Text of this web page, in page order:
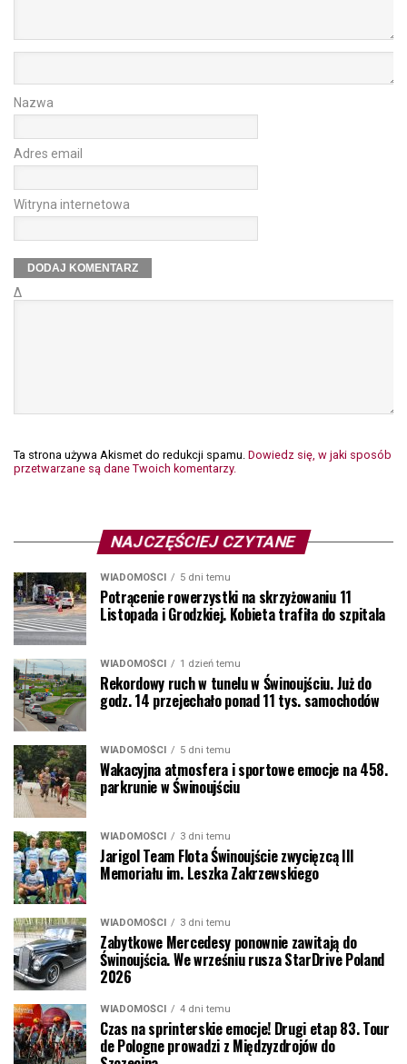
Nazwa
Adres email
Witryna internetowa
Δ
Ta strona używa Akismet do redukcji spamu. Dowiedz się, w jaki sposób
przetwarzane są dane Twoich komentarzy.
NAJCZĘŚCIEJ CZYTANE
WIADOMOŚCI 5 dni temu
Potrącenie rowerzystki na skrzyżowaniu 11
Listopada i Grodzkiej. Kobieta trafiła do szpitala
WIADOMOŚCI 1 dzień temu
Rekordowy ruch w tunelu w Świnoujściu. Już do
godz. 14 przejechało ponad 11 tys. samochodów
WIADOMOŚCI 5 dni temu
Wakacyjna atmosfera i sportowe emocje na 458.
parkrunie w Świnoujściu
WIADOMOŚCI 3 dni temu
Jarigol Team Flota Świnoujście zwycięzcą III
Memoriału im. Leszka Zakrzewskiego
WIADOMOŚCI 3 dni temu
Zabytkowe Mercedesy ponownie zawitają do
Świnoujścia. We wrześniu rusza StarDrive Poland
2026
WIADOMOŚCI 4 dni temu
Czas na sprinterskie emocje! Drugi etap 83. Tour
de Pologne prowadzi z Międzyzdrojów do